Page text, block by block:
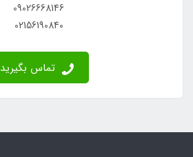
09026668146
02156190840
تماس بگیرید